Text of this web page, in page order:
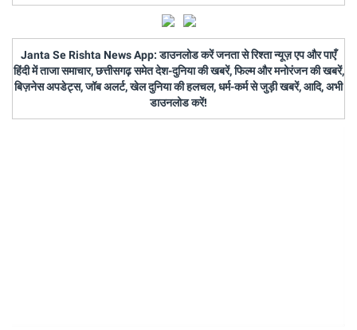
Janta Se Rishta News App: डाउनलोड करें जनता से रिश्ता न्यूज़ एप और पाएँ
हिंदी में ताजा समाचार, छत्तीसगढ़ समेत देश-दुनिया की खबरें, फिल्म और मनोरंजन की खबरें,
बिज़नेस अपडेट्स, जॉब अलर्ट, खेल दुनिया की हलचल, धर्म-कर्म से जुड़ी खबरें, आदि, अभी
डाउनलोड करें!